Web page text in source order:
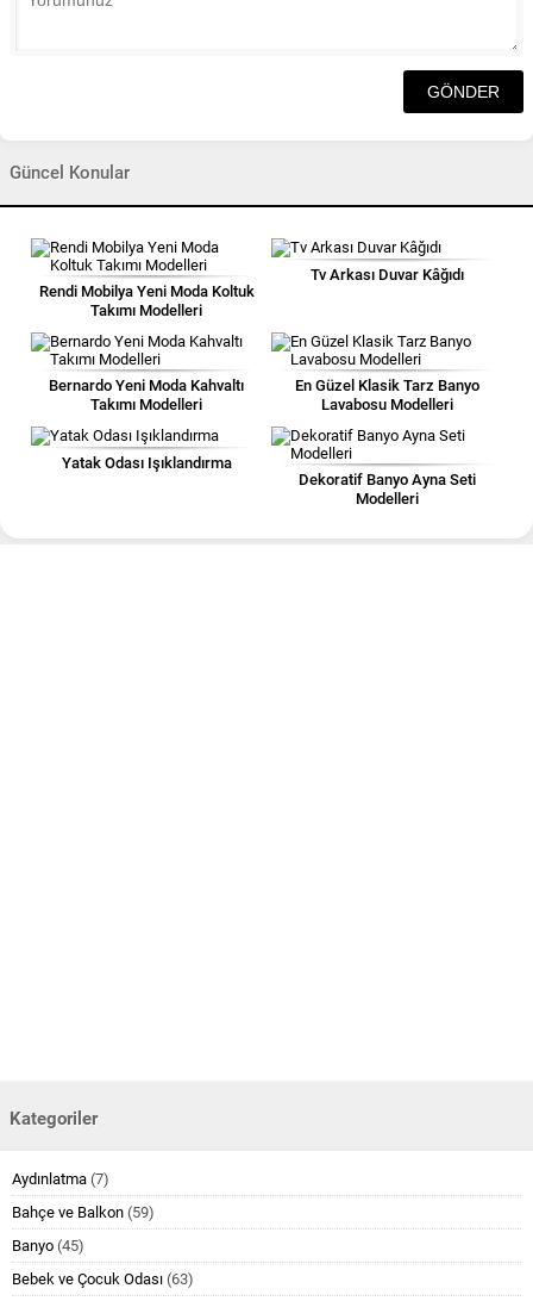
Güncel Konular
Rendi Mobilya Yeni Moda Koltuk
Takımı Modelleri
Tv Arkası Duvar Kâğıdı
Bernardo Yeni Moda Kahvaltı
Takımı Modelleri
En Güzel Klasik Tarz Banyo
Lavabosu Modelleri
Yatak Odası Işıklandırma
Dekoratif Banyo Ayna Seti
Modelleri
Kategoriler
Aydınlatma (7)
Bahçe ve Balkon (59)
Banyo (45)
Bebek ve Çocuk Odası (63)